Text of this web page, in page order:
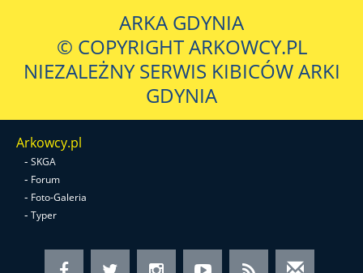
ARKA GDYNIA
© COPYRIGHT ARKOWCY.PL
NIEZALEŻNY SERWIS KIBICÓW ARKI
GDYNIA
Arkowcy.pl
- SKGA
- Forum
- Foto-Galeria
- Typer